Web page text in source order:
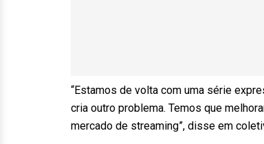
“Estamos de volta com uma série
cria outro problema. Temos que
mercado de streaming”, disse em